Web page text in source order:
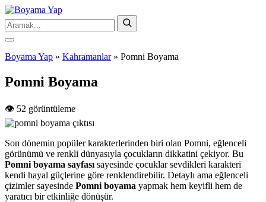
Boyama Yap » Kahramanlar» Pomni Boyama
Pomni Boyama
👁️ 52 görüntüleme
Son dönemin popüler karakterlerinden biri olan Pomni, eğlenceli
görünümü ve renkli dünyasıyla çocukların dikkatini çekiyor. Bu
Pomni boyama sayfası sayesinde çocuklar sevdikleri karakteri
kendi hayal güçlerine göre renklendirebilir. Detaylı ama eğlenceli
çizimler sayesinde Pomni boyama yapmak hem keyifli hem de
yaratıcı bir etkinliğe dönüşür.